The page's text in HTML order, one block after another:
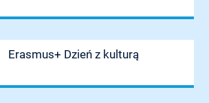
post:
Erasmus+ Dzień z kulturą